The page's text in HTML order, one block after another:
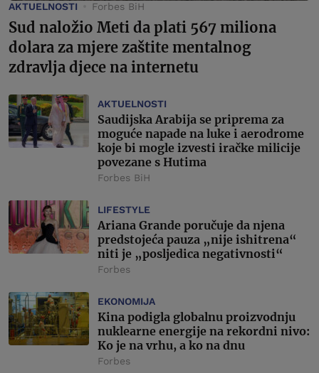
AKTUELNOSTI Forbes BiH
Sud naložio Meti da plati 567 miliona
dolara za mjere zaštite mentalnog
zdravlja djece na internetu
AKTUELNOSTI
Saudijska Arabija se priprema za
moguće napade na luke i aerodrome
koje bi mogle izvesti iračke milicije
povezane s Hutima
Forbes BiH
LIFESTYLE
Ariana Grande poručuje da njena
predstojeća pauza „nije ishitrena“
niti je „posljedica negativnosti“
Forbes
EKONOMIJA
Kina podigla globalnu proizvodnju
nuklearne energije na rekordni nivo:
Ko je na vrhu, a ko na dnu
Forbes